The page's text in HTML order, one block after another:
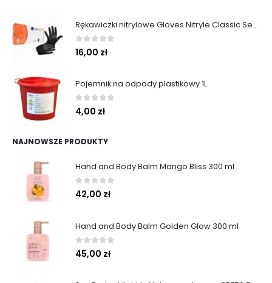
Rękawiczki nitrylowe Gloves Nitryle Classic Sensitive Black roz. M 100 szt. Abena
0out of 5
16,00 zł
Pojemnik na odpady plastikowy 1L
0out of 5
4,00 zł
NAJNOWSZE PRODUKTY
Hand and Body Balm Mango Bliss 300 ml
0out of 5
42,00 zł
Hand and Body Balm Golden Glow 300 ml
0out of 5
45,00 zł